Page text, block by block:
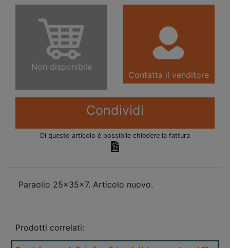
Non disponibile
Contatta il venditore
Condividi
Di questo articolo è possibile chiedere la fattura
Paraolio 25x35x7. Articolo nuovo.
Prodotti correlati: